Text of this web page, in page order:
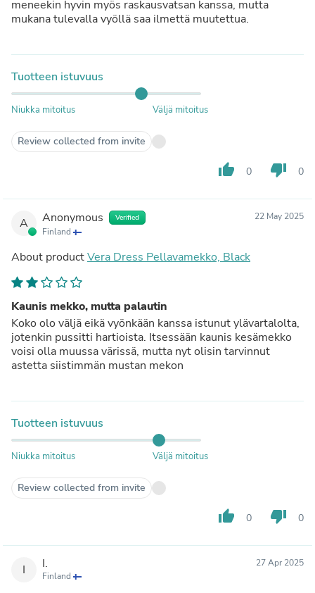
meneekin hyvin myös raskausvatsan kanssa, mutta
mukana tulevalla vyöllä saa ilmettä muutettua.
Tuotteen istuvuus
Niukka mitoitus Väljä mitoitus
Review collected from invite
thumb_up 0 thumb_down 0
A Anonymous Verified
Finland
22 May 2025
About productVera Dress Pellavamekko, Black
Kaunis mekko, mutta palautin
Koko olo väljä eikä vyönkään kanssa istunut ylävartalolta,
jotenkin pussitti hartioista. Itsessään kaunis kesämekko
voisi olla muussa värissä, mutta nyt olisin tarvinnut
astetta siistimmän mustan mekon
Tuotteen istuvuus
Niukka mitoitus Väljä mitoitus
Review collected from invite
thumb_up 0 thumb_down 0
I I.
Finland
27 Apr 2025